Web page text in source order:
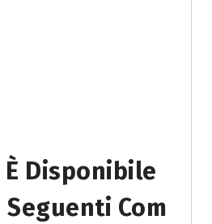
Disponibile
Com